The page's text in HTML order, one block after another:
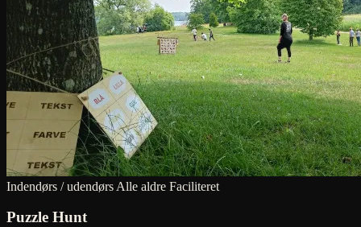
Indendørs / udendørs Alle aldre Faciliteret
Puzzle Hunt